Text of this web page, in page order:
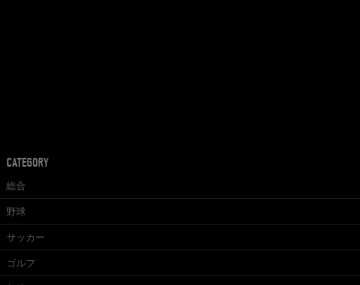
CATEGORY
総合
野球
サッカー
ゴルフ